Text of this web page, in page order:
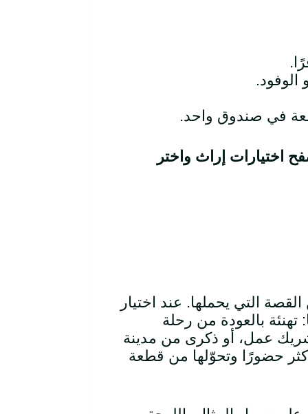
الوفود.
في صندوق واحد.
اختيارات إراث واختر
التي يحملها. عند اختيار
تهنئة بالعودة من رحلة
عمل، أو ذكرى من مدينة
حضورًا وتحوّلها من قطعة